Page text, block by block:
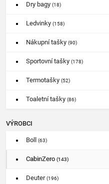
Dry bagy (18)
Ledvinky (158)
Nákupní tašky (90)
Sportovní tašky (178)
Termotašky (52)
Toaletní tašky (86)
VÝROBCI
Boll (63)
CabinZero (143)
Deuter(196)